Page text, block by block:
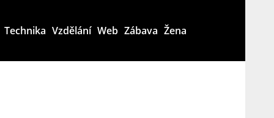
Technika Vzdělání Web Zábava Žena